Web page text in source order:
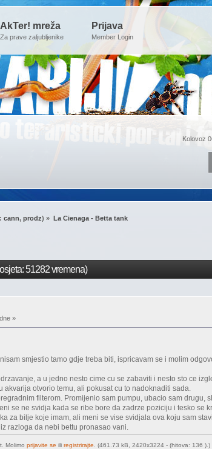
AkTer! mreža
Za prave zaljubljenike
Prijava
Member Login
Kolovoz
cann,prodz) » La Cienaga - Betta tank
51282 vremena)
»
smjestio tamo gdje treba biti, ispricavam se i molim
a u jedno nesto cime cu se zabaviti i nesto sto ce
akvarija otvorio temu, ali pokusat cu to nadoknaditi sada.
filterom. Promijenio sam pumpu, ubacio sam drugu,
se ne svidja kada se ribe bore da zadrze poziciju i tesko se
za bilje koje imam, ali meni se vise svidjala ova koju sam
razloga da nebi bettu pronasao vani.
Molimo prijavite se ili registrirajte . (461.73 kB, 2420x3224 - (hitova: 136 ).)